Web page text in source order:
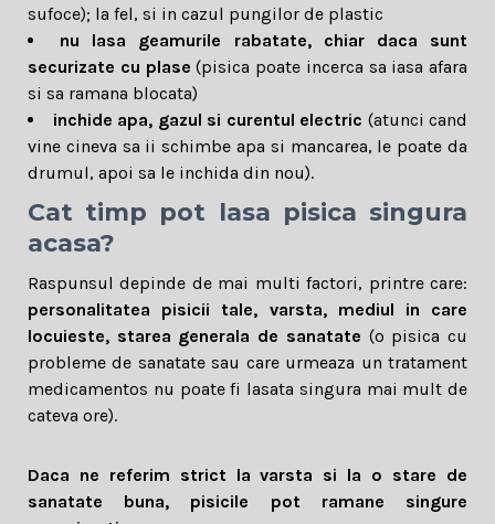
sufoce); la fel, si in cazul pungilor de plastic
nu lasa geamurile rabatate, chiar daca sunt
securizate cu plase (pisica poate incerca sa iasa afara
si sa ramana blocata)
inchide apa, gazul si curentul electric (atunci cand
vine cineva sa ii schimbe apa si mancarea, le poate da
drumul, apoi sa le inchida din nou).
Cat timp pot lasa pisica singura
acasa?
Raspunsul depinde de mai multi factori, printre care:
personalitatea pisicii tale, varsta, mediul in care
locuieste, starea generala de sanatate (o pisica cu
probleme de sanatate sau care urmeaza un tratament
medicamentos nu poate fi lasata singura mai mult de
cateva ore).
Daca ne referim strict la varsta si la o stare de
sanatate buna, pisicile pot ramane singure